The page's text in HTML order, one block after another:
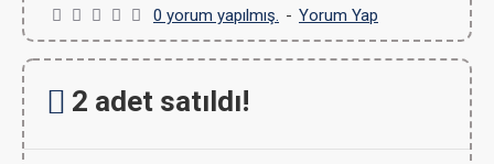
0 yorum yapılmış. - Yorum Yap
2 adet satıldı!